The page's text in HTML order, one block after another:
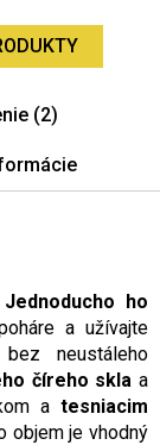
(2)
Jednoducho ho
a užívajte
neustáleho
číreho skla a
a tesniacim
objem je vhodný